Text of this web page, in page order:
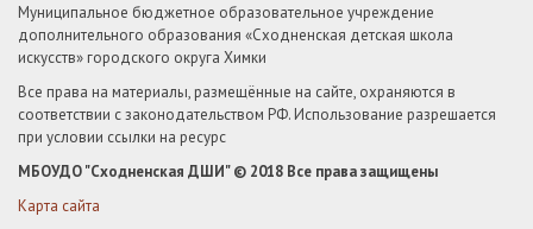
Муниципальное бюджетное образовательное учреждение
дополнительного образования «Сходненская детская школа
искусств» городского округа Химки
Все права на материалы, размещённые на сайте, охраняются в
соответствии с законодательством РФ. Использование разрешается
при условии ссылки на ресурс
МБОУДО "Сходненская ДШИ" © 2018 Все права защищены
Карта сайта